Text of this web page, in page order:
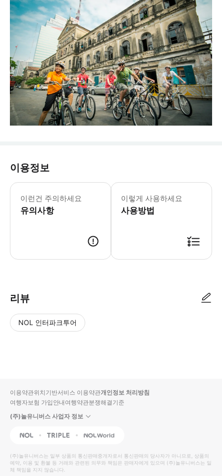
이용정보
이런건 주의하세요
유의사항
이렇게 사용하세요
사용방법
리뷰
NOL 인터파크투어
입니
다.
높
은
사
동
영
순
상
이용약관위치기반서비스 이용약관개인정보 처리방침
여행자보험 가입안내여행약관분쟁해결기준
(주)놀유니버스 사업자 정보
NOL Triple Interpark Global
(주)놀유니버스는 일부 상품의 통신판매중개자로서 통신판매의 당사자가 아니므로, 상품의
예약, 이용 및 환불 등 거래와 관련된 의무와 책임은 판매자에게 있으며 (주)놀유니버스는 일
체 책임을 지지 않습니다.